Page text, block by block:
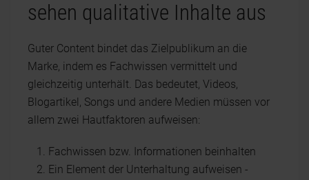
sehen qualitative Inhalte aus
Guter Content bindet das Zielpublikum an die
Marke, indem es Fachwissen vermittelt und
gleichzeitig unterhält. Das bedeutet, Videos,
Blogartikel, Songs und andere Medien müssen vor
allem zwei Hautfaktoren aufweisen:
Fachwissen bzw. Informationen beinhalten
Ein Element der Unterhaltung aufweisen -